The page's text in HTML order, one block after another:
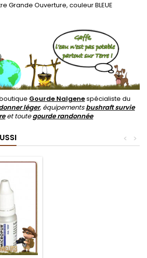
Grande Ouverture, couleur BLEUE
Gourde Nalgenespécialiste du
léger, équipementsbushraft survie
et toutegourde randonnée
>
<